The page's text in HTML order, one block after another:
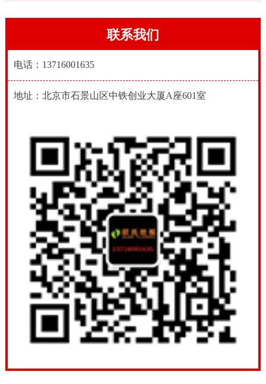
联系我们
电话：13716001635
地址：北京市石景山区中铁创业大厦A座601室